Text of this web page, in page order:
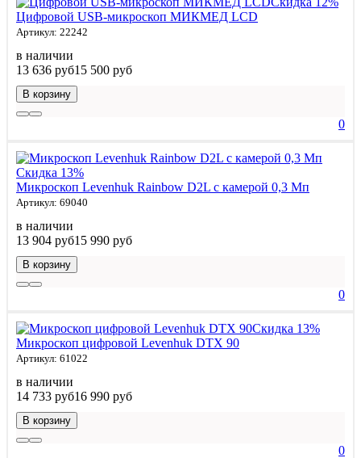
Цифровой USB-микроскоп МИКМЕД LCD
Артикул: 22242
в наличии
13 636 руб15 500 руб
В корзину
0
Скидка 13%
Микроскоп Levenhuk Rainbow D2L с камерой 0,3 Мп
Артикул: 69040
в наличии
13 904 руб15 990 руб
В корзину
0
Скидка 13%
Микроскоп цифровой Levenhuk DTX 90
Артикул: 61022
в наличии
14 733 руб16 990 руб
В корзину
0